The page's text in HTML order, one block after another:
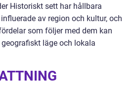
Historiskt sett har hållbara
av region och kultur, och
som följer med dem kan
läge och lokala